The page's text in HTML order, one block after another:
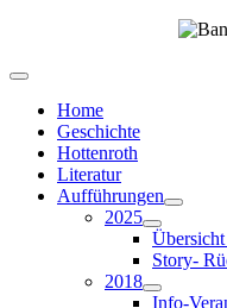
Home
Geschichte
Hottenroth
Literatur
Aufführungen
2025
Story-
2018
Info-